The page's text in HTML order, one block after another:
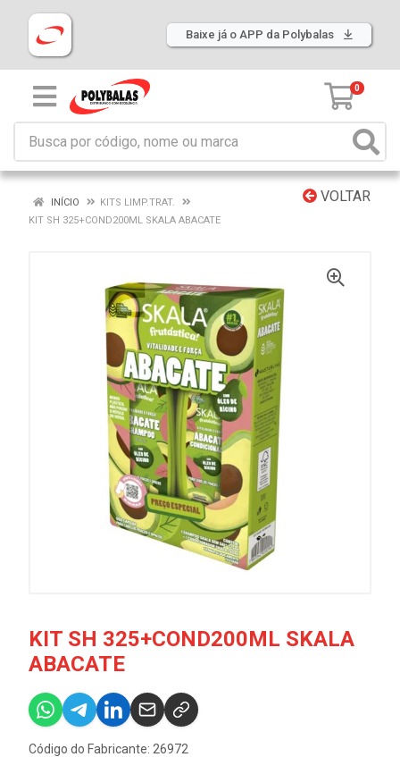
Baixe já o APP da Polybalas
0
VOLTAR
INÍCIO
KITS LIMP.TRAT.
KIT SH 325+COND200ML SKALA ABACATE
KIT SH 325+COND200ML SKALA
ABACATE
Código do Fabricante: 26972